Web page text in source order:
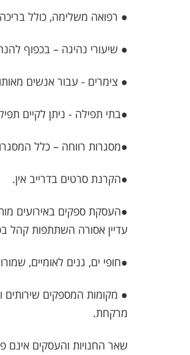
● רפואה משלימה, כולל בריכה
● שיעורי נהיגה – בכפוף
● צימרים - עבור אנשים מאותו מקום מגורים, עד 4 יחידות
●בתי תפילה - ניתן לקיים
●מסגרות רווחה – כלל
●הקרנת סרטים בדרייב אין.
●העסקת ספקים באירועים
עדיין אסורה השתתפות קהל
●חופי ים, גנים לאומיים,
● מקומות המספקים שירותים
מרקחת.
שאר החנויות והעסקים אינם